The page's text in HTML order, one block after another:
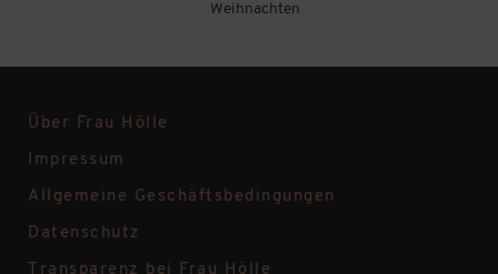
Weihnachten
Über Frau Hölle
Impressum
Allgemeine Geschäftsbedingungen
Datenschutz
Transparenz bei Frau Hölle